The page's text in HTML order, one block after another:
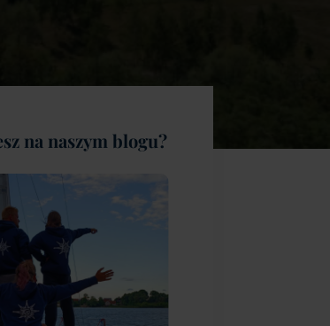
na naszym blogu?